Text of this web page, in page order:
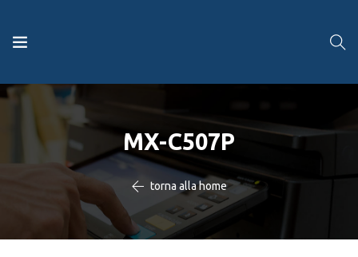
MX-C507P
torna alla home